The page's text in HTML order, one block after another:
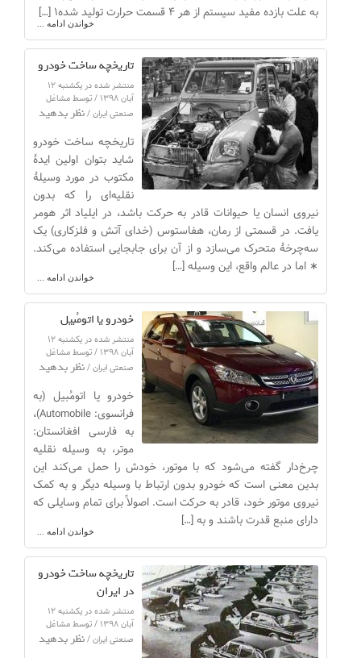
به علت بازده مفید سیستم از هر ۴ قسمت حرارت تولید شده۱ […]
خواندن ادامه ...
تاریخچه ساخت خودرو
منتشر شده در یکشنبه ۱۲
آبان ۱۳۹۸ / توسط مشاغل
صنعتی ایران /نظر بدهید
تاریخچه ساخت خودرو
شاید بتوان اولین ایدهٔ
مکتوب در مورد وسیلهٔ
نقلیه‌ای را که بدون
نیروی انسان یا حیوانات قادر به حرکت باشد، در ایلیاد اثر هومر
یافت. در قسمتی از رمان، هفاستوس (خدای آتش و فلزکاری) یک
سه‌چرخهٔ متحرک می‌سازد و از آن برای جابجایی استفاده می‌کند.
∗ اما در عالم واقع، این وسیله […]
خواندن ادامه ...
خودرو یا اتومُبیل
منتشر شده در یکشنبه ۱۲
آبان ۱۳۹۸ / توسط مشاغل
صنعتی ایران /نظر بدهید
خودرو یا اتومُبیل (به
فرانسوی: Automobile)،
به فارسی افغانستان:
موتر، به وسیله نقلیه
چرخ‌دار گفته می‌شود که با موتور، خودش را حمل می‌کند این
بدین معنی است که خودرو بدون ارتباط با وسیله دیگر و به کمک
نیروی موتور خود، قادر به حرکت است. اصولاً برای تمام وسایلی که
دارای منبع قدرت باشند و به […]
خواندن ادامه ...
تاریخچه ساخت خودرو
در ایران
منتشر شده در یکشنبه ۱۲
آبان ۱۳۹۸ / توسط مشاغل
صنعتی ایران /نظر بدهید